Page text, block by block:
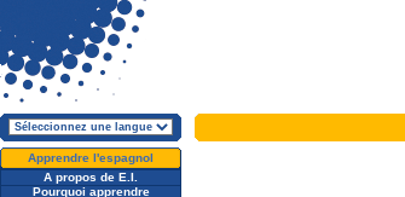
Apprendre l'espagnol
A propos de E.I.
Pourquoi apprendre